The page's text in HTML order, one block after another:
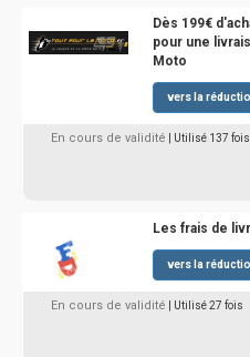
Dès 199€
pour une
Moto
vers la
En cours de validité | Utilisé 137 fois
Les frais de
vers la
En cours de validité | Utilisé 27 fois